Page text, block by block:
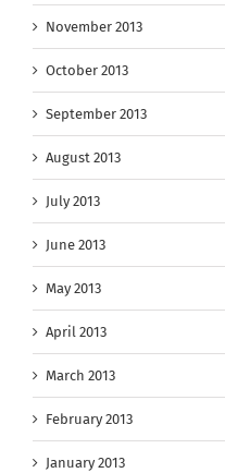
November 2013
October 2013
September 2013
August 2013
July 2013
June 2013
May 2013
April 2013
March 2013
February 2013
January 2013